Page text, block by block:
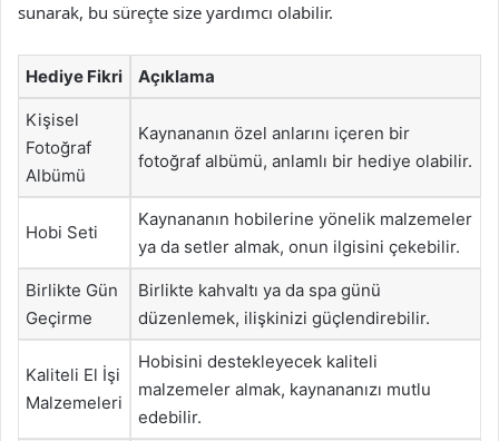
sunarak, bu süreçte size yardımcı olabilir.
Hediye Fikri Açıklama
Kişisel
Fotoğraf
Albümü
Kaynananın özel anlarını içeren bir
fotoğraf albümü, anlamlı bir hediye olabilir.
Hobi Seti
Kaynananın hobilerine yönelik malzemeler
ya da setler almak, onun ilgisini çekebilir.
Birlikte Gün
Geçirme
Birlikte kahvaltı ya da spa günü
düzenlemek, ilişkinizi güçlendirebilir.
Kaliteli El İşi
Malzemeleri
Hobisini destekleyecek kaliteli
malzemeler almak, kaynananızı mutlu
edebilir.